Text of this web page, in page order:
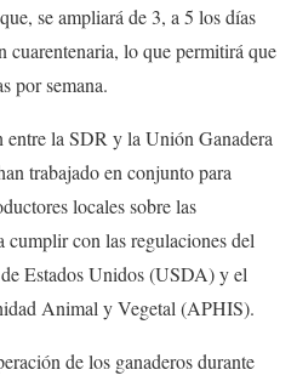
se ampliará de 3, a 5 los días
cuarentenaria, lo que permitirá que
por semana.
entre la SDR y la Unión Ganadera
trabajado en conjunto para
locales sobre las
cumplir con las regulaciones del
Estados Unidos (USDA) y el
Animal y Vegetal (APHIS).
de los ganaderos durante